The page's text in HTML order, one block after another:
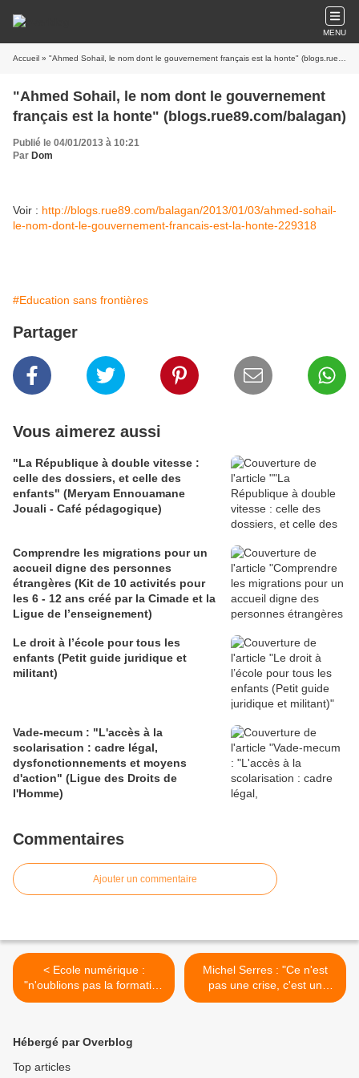
MENU
Accueil » "Ahmed Sohail, le nom dont le gouvernement français est la honte" (blogs.rue89.com/balagan)
"Ahmed Sohail, le nom dont le gouvernement
français est la honte" (blogs.rue89.com/balagan)
Publié le 04/01/2013 à 10:21
Par Dom
Voir : http://blogs.rue89.com/balagan/2013/01/03/ahmed-sohail-
le-nom-dont-le-gouvernement-francais-est-la-honte-229318
#Education sans frontières
Partager
Vous aimerez aussi
"La République à double vitesse :
celle des dossiers, et celle des
enfants" (Meryam Ennouamane
Jouali - Café pédagogique)
Comprendre les migrations pour un
accueil digne des personnes
étrangères (Kit de 10 activités pour
les 6 - 12 ans créé par la Cimade et la
Ligue de l’enseignement)
Le droit à l’école pour tous les
enfants (Petit guide juridique et
militant)
Vade-mecum : "L'accès à la
scolarisation : cadre légal,
dysfonctionnements et moyens
d'action" (Ligue des Droits de
l'Homme)
Commentaires
Ajouter un commentaire
< Ecole numérique :
"n'oublions pas la formation
des cadres de
Michel Serres : "Ce n'est
pas une crise, c'est un
changement de monde"
Hébergé par Overblog
Top articles